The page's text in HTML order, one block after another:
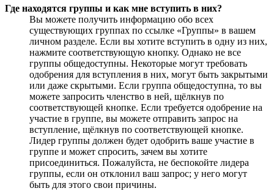
Где находятся группы и как мне вступить в них?
Вы можете получить информацию обо всех
существующих группах по ссылке «Группы» в вашем
личном разделе. Если вы хотите вступить в одну из них,
нажмите соответствующую кнопку. Однако не все
группы общедоступны. Некоторые могут требовать
одобрения для вступления в них, могут быть закрытыми
или даже скрытыми. Если группа общедоступна, то вы
можете запросить членство в ней, щёлкнув по
соответствующей кнопке. Если требуется одобрение на
участие в группе, вы можете отправить запрос на
вступление, щёлкнув по соответствующей кнопке.
Лидер группы должен будет одобрить ваше участие в
группе и может спросить, зачем вы хотите
присоединиться. Пожалуйста, не беспокойте лидера
группы, если он отклонил ваш запрос; у него могут
быть для этого свои причины.